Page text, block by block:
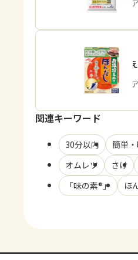
商品・
「お塩控
商品・
関連キーワード
30分以内 簡単
オムレツ
さけ
「味の素®」
ほ